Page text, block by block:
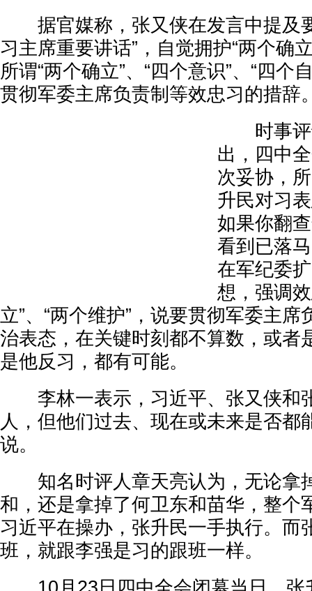
据官媒称，张又侠在发言中提及
习主席重要讲话”，自觉拥护“两个确
所谓“两个确立”、“四个意识”、“四个
贯彻军委主席负责制等效忠习的措辞
时事评
出，四中
次妥协，
升民对习
如果你翻
看到已落
在军纪委
想，强调
立”、“两个维护”，说要贯彻军委主
治表态，在关键时刻都不算数，或者
是他反习，都有可能。
李林一表示，习近平、张又侠和
人，但他们过去、现在或未来是否都
说。
知名时评人章天亮认为，无论拿
和，还是拿掉了何卫东和苗华，整个
习近平在操办，张升民一手执行。而
班，就跟李强是习的跟班一样。